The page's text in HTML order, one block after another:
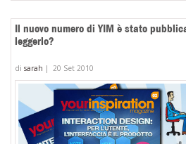
Il nuovo numero di YIM è stato
leggerlo?
di sarah | 20 Set 2010